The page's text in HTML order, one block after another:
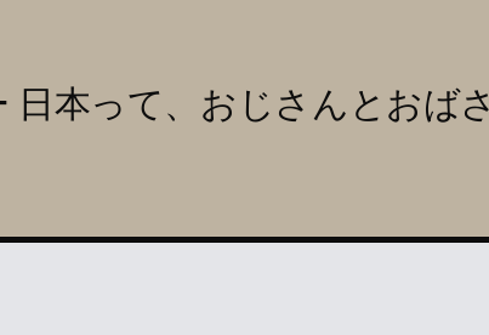
日本って、おじさんとおば